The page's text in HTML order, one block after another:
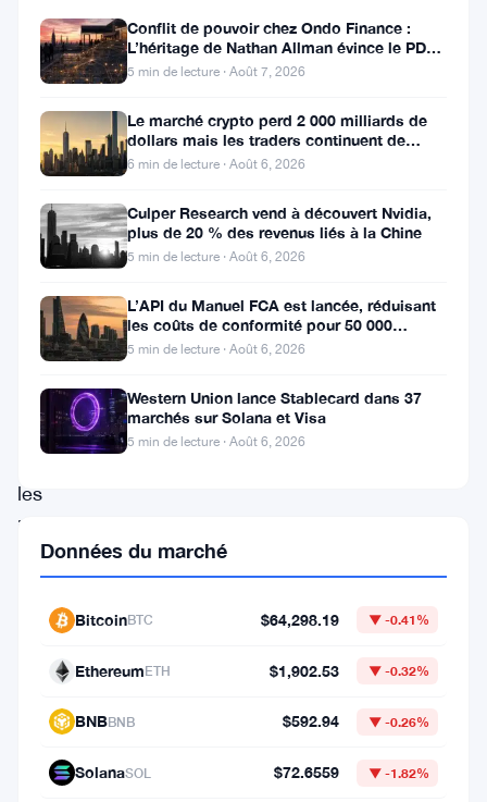
futures
Ethereum
ont
récemment
connu
hausse
remarquable
l’activité
trading,
même
les
investisseurs
institutionnels
déplacer
vers
Conflit de pouvoir chez Ondo Finance :
L’héritage de Nathan Allman évince le PDG
Ian De Bode le 24 juillet
5 min de lecture · Août 7, 2026
Le marché crypto perd 2 000 milliards de
dollars mais les traders continuent de
miser sur l’effet de levier
6 min de lecture · Août 6, 2026
Culper Research vend à découvert Nvidia,
plus de 20 % des revenus liés à la Chine
5 min de lecture · Août 6, 2026
L’API du Manuel FCA est lancée, réduisant
les coûts de conformité pour 50 000
entreprises britanniques
5 min de lecture · Août 6, 2026
Western Union lance Stablecard dans 37
marchés sur Solana et Visa
5 min de lecture · Août 6, 2026
Données du marché
BitcoinBTC $64,298.19 ▼ -0.41%
EthereumETH $1,902.53 ▼ -0.32%
BNBBNB $592.94 ▼ -0.26%
SolanaSOL $72.6559 ▼ -1.82%